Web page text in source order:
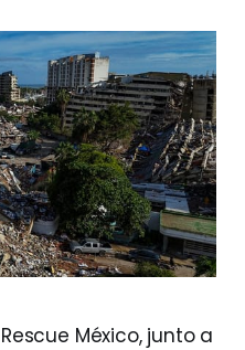
México, junto a